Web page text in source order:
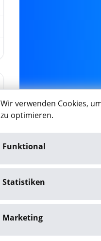
Wir verwenden Cookies,
zu optimieren.
Funktional
Statistiken
Marketing